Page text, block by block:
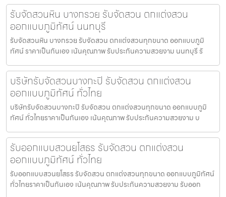
รับจัดสวนหิน บางกรวย รับจัดสวน ตกแต่งสวน
ออกแบบภูมิทัศน์ นนทบุรี
รับจัดสวนหิน บางกรวย รับจัดสวน ตกแต่งสวนทุกขนาด ออกแบบภูมิ
ทัศน์ ราคาเป็นกันเอง เน้นคุณภาพ รับประกันความสวยงาม นนทบุรี รั
บริษัทรับจัดสวนบางกะปิ รับจัดสวน ตกแต่งสวน
ออกแบบภูมิทัศน์ ทั่วไทย
บริษัทรับจัดสวนบางกะปิ รับจัดสวน ตกแต่งสวนทุกขนาด ออกแบบภูมิ
ทัศน์ ทั่วไทยราคาเป็นกันเอง เน้นคุณภาพ รับประกันความสวยงาม บ
รับออกแบบสวนยโสธร รับจัดสวน ตกแต่งสวน
ออกแบบภูมิทัศน์ ทั่วไทย
รับออกแบบสวนยโสธร รับจัดสวน ตกแต่งสวนทุกขนาด ออกแบบภูมิทัศน์
ทั่วไทยราคาเป็นกันเอง เน้นคุณภาพ รับประกันความสวยงาม รับออก